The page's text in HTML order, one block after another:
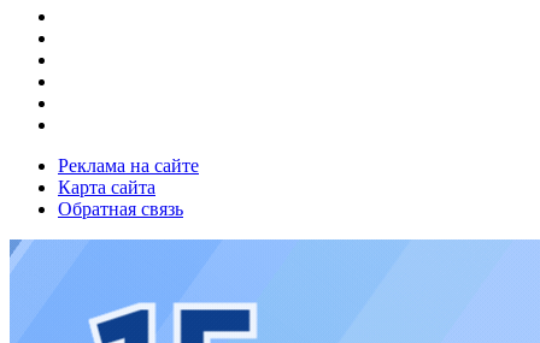
Реклама на сайте
Карта сайта
Обратная связь